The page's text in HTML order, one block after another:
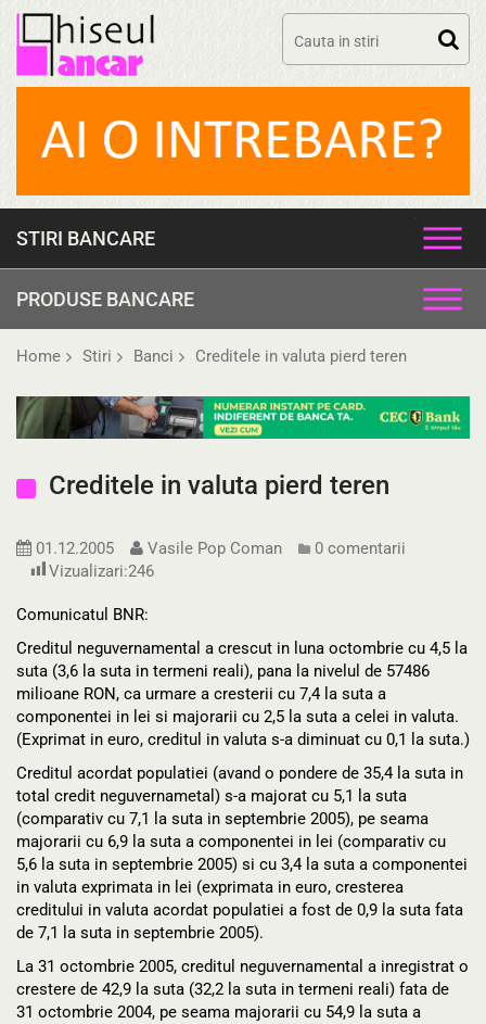
Skip
STIRI BANCARE
PRODUSE BANCARE
Home Stiri Banci Creditele in valuta pierd teren
Creditele in valuta pierd teren
01.12.2005 Vasile Pop Coman
0 comentarii
Vizualizari:246
Comunicatul BNR:
Creditul neguvernamental a crescut in luna octombrie cu 4,5 la
suta (3,6 la suta in termeni reali), pana la nivelul de 57486
milioane RON, ca urmare a cresterii cu 7,4 la suta a
componentei in lei si majorarii cu 2,5 la suta a celei in valuta.
(Exprimat in euro, creditul in valuta s-a diminuat cu 0,1 la suta.)
Creditul acordat populatiei (avand o pondere de 35,4 la suta in
total credit neguvernametal) s-a majorat cu 5,1 la suta
(comparativ cu 7,1 la suta in septembrie 2005), pe seama
majorarii cu 6,9 la suta a componentei in lei (comparativ cu
5,6 la suta in septembrie 2005) si cu 3,4 la suta a componentei
in valuta exprimata in lei (exprimata in euro, cresterea
creditului in valuta acordat populatiei a fost de 0,9 la suta fata
de 7,1 la suta in septembrie 2005).
La 31 octombrie 2005, creditul neguvernamental a inregistrat o
crestere de 42,9 la suta (32,2 la suta in termeni reali) fata de
31 octombrie 2004, pe seama majorarii cu 54,9 la suta a